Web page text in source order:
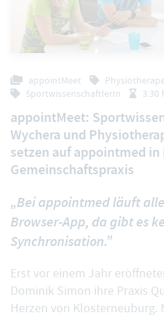
appointMeet
SportwissenschaftlerIn
3:30
appointMeet:
Wychera und
setzen auf appointmed in
Gemeinschaftspraxis
„Bei appointmed läuft
Browser-App, da gibt es
Synchronisation.”
Erst vor einem Jahr
Dominik Simon ihre Praxis
Herzen von Klosterneuburg.